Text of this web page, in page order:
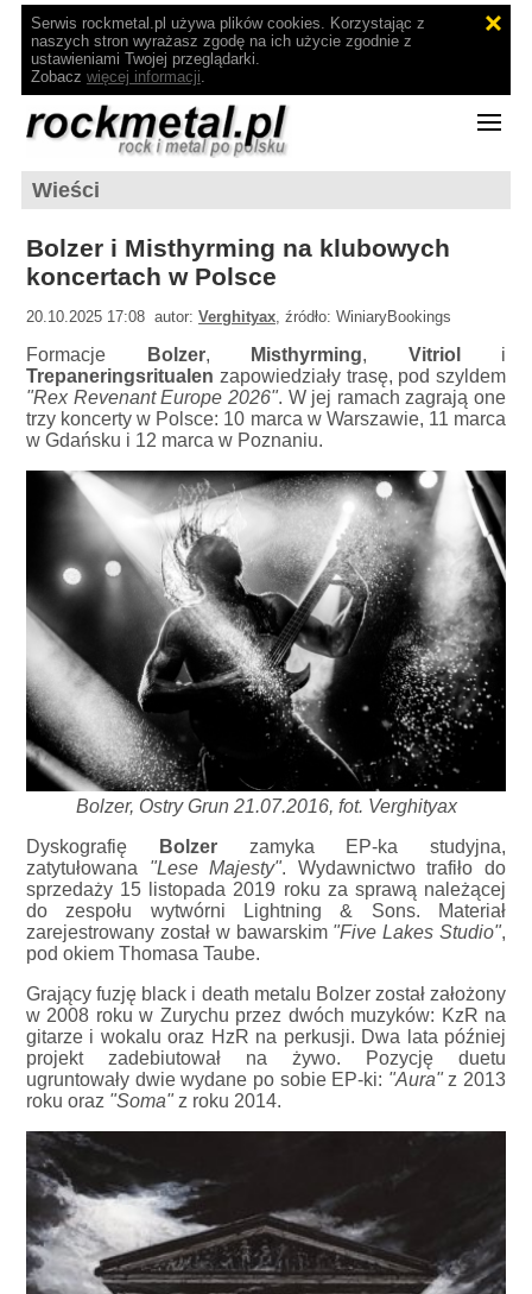
Serwis rockmetal.pl używa plików cookies. Korzystając z
naszych stron wyrażasz zgodę na ich użycie zgodnie z
ustawieniami Twojej przeglądarki.
Zobacz więcej informacji.
Wieści
Bolzer i Misthyrming na klubowych
koncertach w Polsce
20.10.2025 17:08 autor:Verghityax, źródło: WiniaryBookings
Formacje Bolzer, Misthyrming, Vitriol i
Trepaneringsritualen zapowiedziały trasę, pod szyldem
"Rex Revenant Europe 2026". W jej ramach zagrają one
trzy koncerty w Polsce: 10 marca w Warszawie, 11 marca
w Gdańsku i 12 marca w Poznaniu.
Bolzer, Ostry Grun 21.07.2016, fot. Verghityax
Dyskografię
Bolzerzamyka EP-ka studyjna,
zatytułowana "Lese Majesty". Wydawnictwo trafiło do
sprzedaży 15 listopada 2019 roku za sprawą należącej
do zespołu wytwórni Lightning & Sons. Materiał
zarejestrowany został w bawarskim"Five Lakes Studio",
pod okiem Thomasa Taube.
Grający fuzję black i death metalu Bolzer został założony
w 2008 roku w Zurychu przez dwóch muzyków: KzR na
gitarze i wokalu oraz HzR na perkusji. Dwa lata później
projekt zadebiutował na żywo. Pozycję duetu
ugruntowały dwie wydane po sobie EP-ki: "Aura" z 2013
roku oraz "Soma"z roku 2014.